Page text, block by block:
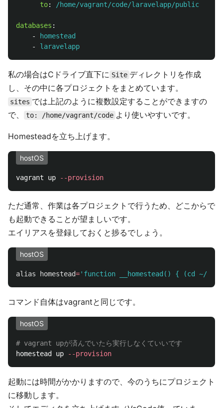
to: /home/vagrant/code/laravelapp/public
databases :
-
homestead
-
laravelapp
私の場合はCドライブ直下に Site ディレクトリを作成
し、その中に各プロジェクトをまとめています。
sites では上記のように複数設定することができますの
で、
to: /home/vagrant/code より使いやすいです。
Homesteadを立ち上げます。
hostOS
vagrant up --provision
ただ通常、作業は各プロジェクトで行うため、どこからで
も起動できることが望ましいです。
エイリアスを登録しておくと捗るでしょう。
hostOS
alias homestead='function __homestead() { (cd ~/
コマンド自体はvagrantと同じです。
hostOS
# vagrant upが済んでいたら実行しなくていいです
homestead up
--provision
起動には時間がかかりますので、今のうちにプロジェクト
に移動します。